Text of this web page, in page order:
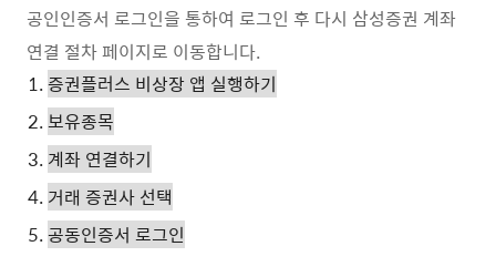
공인인증서 로그인을 통하여 로그인 후 다시 삼성증권 계좌
연결 절차 페이지로 이동합니다.
증권플러스 비상장 앱 실행하기
보유종목
계좌 연결하기
거래 증권사 선택
공동인증서 로그인